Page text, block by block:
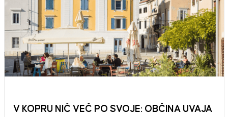
V KOPRU NIČ VEČ PO SVOJE: OBČINA UVAJA